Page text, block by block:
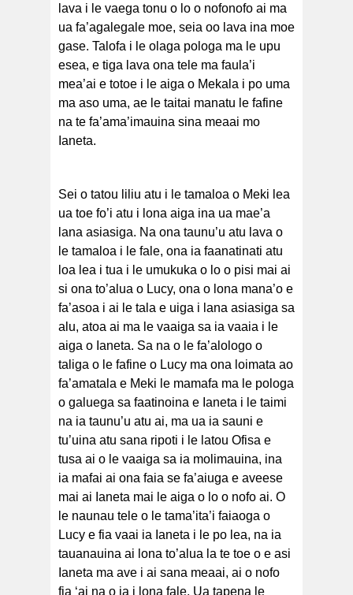
lava i le vaega tonu o lo o nofonofo ai ma
ua fa’agalegale moe, seia oo lava ina moe
gase. Talofa i le olaga pologa ma le upu
esea, e tiga lava ona tele ma faula’i
mea’ai e totoe i le aiga o Mekala i po uma
ma aso uma, ae le taitai manatu le fafine
na te fa’ama’imauina sina meaai mo
Ianeta.
Sei o tatou liliu atu i le tamaloa o Meki lea
ua toe fo’i atu i lona aiga ina ua mae’a
lana asiasiga. Na ona taunu’u atu lava o
le tamaloa i le fale, ona ia faanatinati atu
loa lea i tua i le umukuka o lo o pisi mai ai
si ona to’alua o Lucy, ona o lona mana’o e
fa’asoa i ai le tala e uiga i lana asiasiga sa
alu, atoa ai ma le vaaiga sa ia vaaia i le
aiga o Ianeta. Sa na o le fa’alologo o
taliga o le fafine o Lucy ma ona loimata ao
fa’amatala e Meki le mamafa ma le pologa
o galuega sa faatinoina e Ianeta i le taimi
na ia taunu’u atu ai, ma ua ia sauni e
tu’uina atu sana ripoti i le latou Ofisa e
tusa ai o le vaaiga sa ia molimauina, ina
ia mafai ai ona faia se fa’aiuga e aveese
mai ai Ianeta mai le aiga o lo o nofo ai. O
le naunau tele o le tama’ita’i faiaoga o
Lucy e fia vaai ia Ianeta i le po lea, na ia
tauanauina ai lona to’alua la te toe o e asi
Ianeta ma ave i ai sana meaai, ai o nofo
fia ‘ai na o ia i lona fale. Ua tapena le